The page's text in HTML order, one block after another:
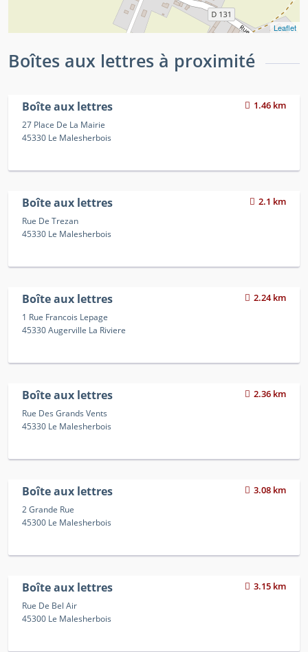
Leaflet
Boîtes aux lettres à proximité
Boîte aux lettres 1.46 km
27 Place De La Mairie
45330 Le Malesherbois
Boîte aux lettres 2.1 km
Rue De Trezan
45330 Le Malesherbois
Boîte aux lettres 2.24 km
1 Rue Francois Lepage
45330 Augerville La Riviere
Boîte aux lettres 2.36 km
Rue Des Grands Vents
45330 Le Malesherbois
Boîte aux lettres 3.08 km
2 Grande Rue
45300 Le Malesherbois
Boîte aux lettres 3.15 km
Rue De Bel Air
45300 Le Malesherbois